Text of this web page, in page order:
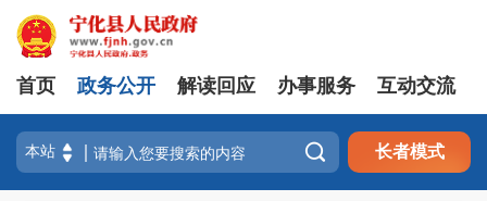
首页 政务公开 解读回应 办事服务 互动交流
 长者模式